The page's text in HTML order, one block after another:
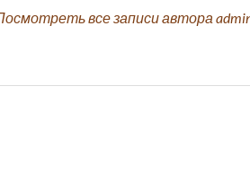
все записи автора